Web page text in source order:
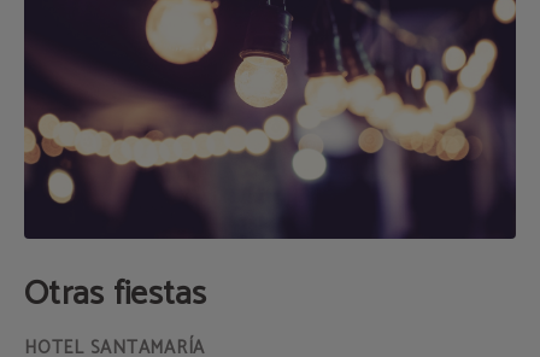
Otras fiestas